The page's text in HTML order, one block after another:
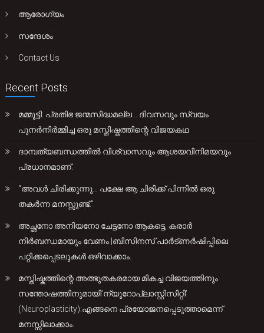
ആരോഗ്യം
സന്ദേശം
Contact Us
Recent Posts
മമ്മൂട്ടി: പ്രതിഭ ജന്മസിദ്ധമല്ല… ദിവസവും സ്വയം
പുനർനിർമ്മിച്ച ഒരു മസ്തിഷ്കത്തിന്റെ വിജയകഥ
ദാമ്പത്യബന്ധത്തിൽ വിശ്വാസവും ആശയവിനിമയവും
പ്രധാനമാണ്.
“അവൾ ചിരിക്കുന്നു… പക്ഷേ ആ ചിരിക്ക് പിന്നിൽ ഒരു
തകർന്ന മനസ്സുണ്ട്.”
അച്ഛനോ അനിയനോ ചേട്ടനോ ആകട്ടെ, കരാർ
നിർബന്ധമായും വേണം |ബിസിനസ് പാർട്ണർഷിപ്പിലെ
പറ്റിക്കപ്പെടലുകൾ ഒഴിവാക്കാം..
മസ്തിഷ്കത്തിന്റെ അത്ഭുതകരമായ മികച്ച വിജയത്തിനും
സന്തോഷത്തിനുമായി’ന്യൂറോപ്ലാസ്റ്റിസിറ്റി’
(Neuroplasticity):എങ്ങനെ പ്രയോജനപ്പെടുത്താമെന്ന്
മനസ്സിലാക്കാം.